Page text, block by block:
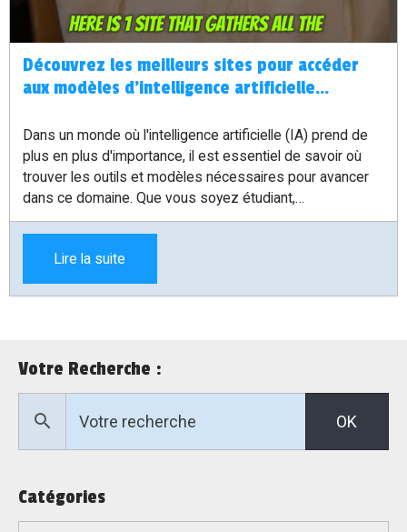
Découvrez les meilleurs sites pour accéder
aux modèles d'intelligence artificielle
Dans un monde où l'intelligence artificielle (IA) prend de
plus en plus d'importance, il est essentiel de savoir où
trouver les outils et modèles nécessaires pour avancer
dans ce domaine. Que vous soyez étudiant,
professionnel ou simplement passionné par l'IA, il existe
à des modèles variés sans frais. Cet article vous guide à
travers un site incontournable qui regroupe tous ces
Lire la suite
Votre Recherche :
OK
Catégories